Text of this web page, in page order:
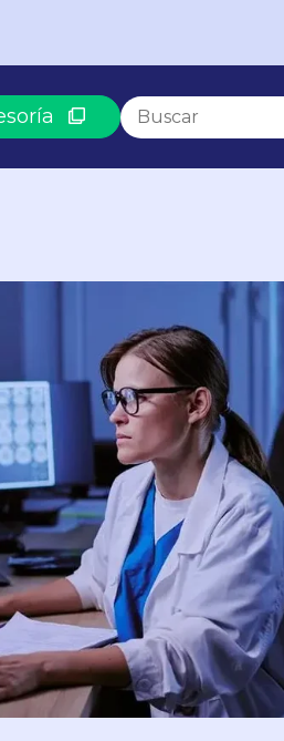
Redes de clínicas y
hospitales
Esto es un campo de